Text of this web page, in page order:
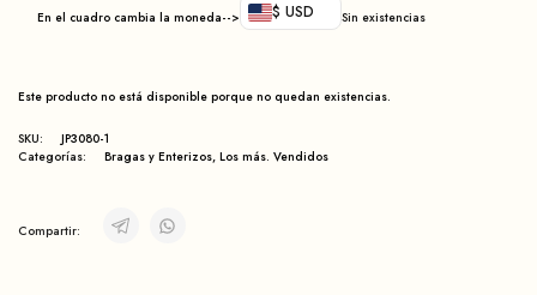
En el cuadro cambia la moneda--> $ USD Sin existencias
Este producto no está disponible porque no quedan existencias.
SKU:
JP3080-1
Categorías:
Bragas y Enterizos, Los más. Vendidos
Compartir: